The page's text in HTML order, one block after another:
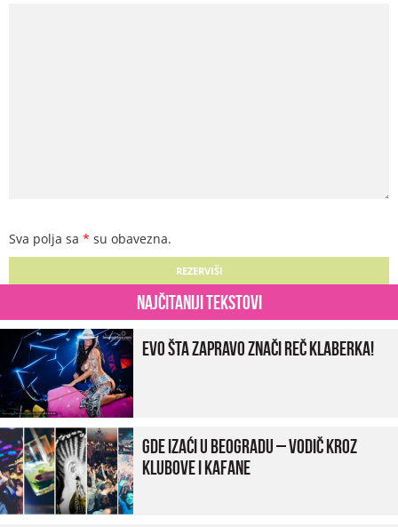
Sva polja sa * su obavezna.
Najčitaniji tekstovi
Evo šta zapravo znači reč klaberka!
Gde izaći u Beogradu – vodič kroz
klubove i kafane